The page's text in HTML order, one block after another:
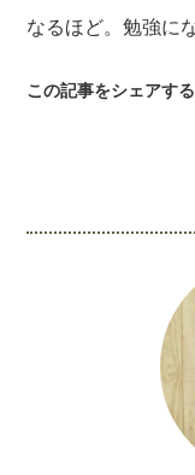
なるほど。勉強に
この記事をシェアす